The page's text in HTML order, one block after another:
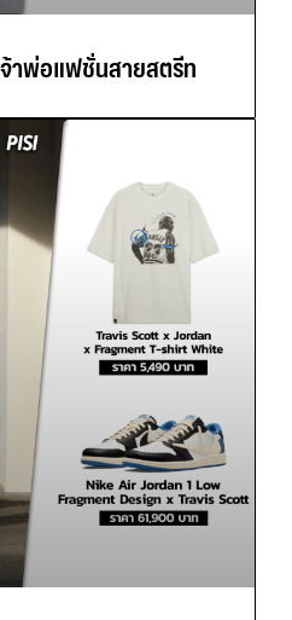
าพ่อแฟชั่นสายสตรีท